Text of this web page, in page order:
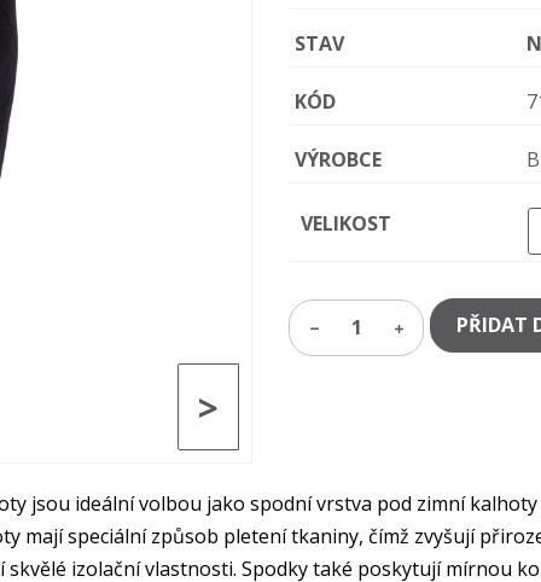
>
STAV
KÓD
VÝROBCE
VELIKOST
1 PŘIDAT
jsou ideální volbou jako spodní vrstva pod zimní
mají speciální způsob pletení tkaniny, čímž zvyšují
izolační vlastnosti. Spodky také poskytují mírnou